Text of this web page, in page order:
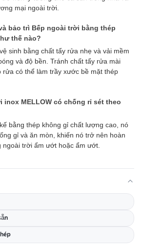
mại ngoài trời.
bảo trì Bếp ngoài trời bằng thép
thế nào?
sinh bằng chất tẩy rửa nhẹ và vải mềm
và độ bền. Tránh chất tẩy rửa mài
rửa có thể làm trầy xước bề mặt thép
inox MELLOW có chống rỉ sét theo
bằng thép không gỉ chất lượng cao, nó
gỉ và ăn mòn, khiến nó trở nên hoàn
ngoài trời ẩm ướt hoặc ẩm ướt.